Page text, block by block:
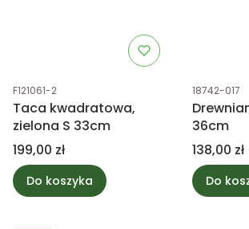
Kod produktu
F121061-2
Taca kwadratowa,
zielona S 33cm
Cena
199,00 zł
Do koszyka
Kod
18742-017
36cm
Cena
138,00 zł
Do